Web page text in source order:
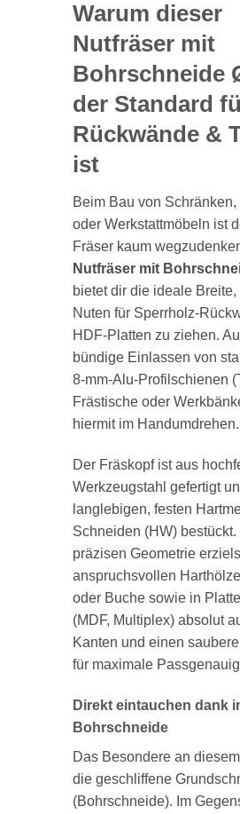
Warum dieser
Nutfräser mit
Bohrschneide
der Standard
Rückwände &
ist
Beim Bau von
oder Werkstattmöbeln ist
Fräser kaum
Nutfräser mit
bietet dir die ideale
Nuten für Sperrholz-
HDF-Platten zu ziehen.
bündige Einlassen von
8-mm-Alu-Profilschienen
Frästische oder
hiermit im Handumdrehen.
Der Fräskopf ist aus
Werkzeugstahl gefertigt
langlebigen, festen
Schneiden (HW)
präzisen Geometrie
anspruchsvollen
oder Buche sowie in
(MDF, Multiplex) absolut
Kanten und einen
für maximale
Direkt eintauchen dank
Bohrschneide
Das Besondere an
die geschliffene
(Bohrschneide). Im